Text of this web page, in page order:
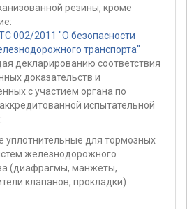
резины, кроме
002/2011 "О безопасности
транспорта"
декларированию соответствия
доказательств и
с участием органа по
испытательной
уплотнительные для тормозных
железнодорожного
(диафрагмы, манжеты,
клапанов, прокладки)